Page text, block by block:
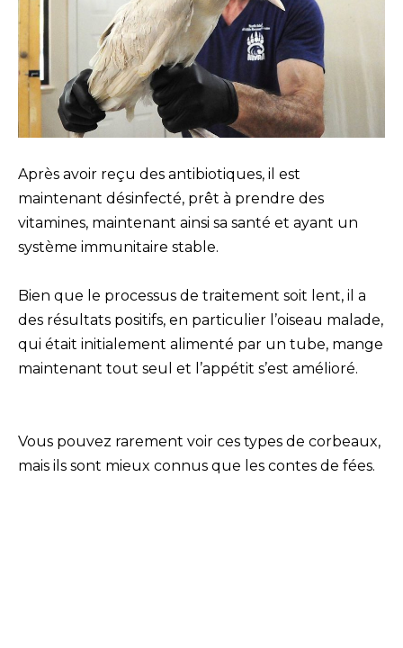
Après avoir reçu des antibiotiques, il est
maintenant désinfecté, prêt à prendre des
vitamines, maintenant ainsi sa santé et ayant un
système immunitaire stable.
Bien que le processus de traitement soit lent, il a
des résultats positifs, en particulier l’oiseau malade,
qui était initialement alimenté par un tube, mange
maintenant tout seul et l’appétit s’est amélioré.
Vous pouvez rarement voir ces types de corbeaux,
mais ils sont mieux connus que les contes de fées.